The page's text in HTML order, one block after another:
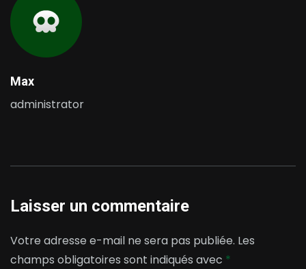
Max
administrator
Laisser un commentaire
Votre adresse e-mail ne sera pas publiée. Les
champs obligatoires sont indiqués avec *